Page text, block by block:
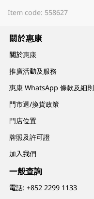
Item code: 558627
關於惠康
關於惠康
推廣活動及服務
惠康 WhatsApp 條款及細則
門市退/換貨政策
門店位置
牌照及許可證
加入我們
一般查詢
電話:+852 2299 1133